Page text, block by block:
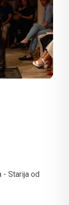
- Starija od